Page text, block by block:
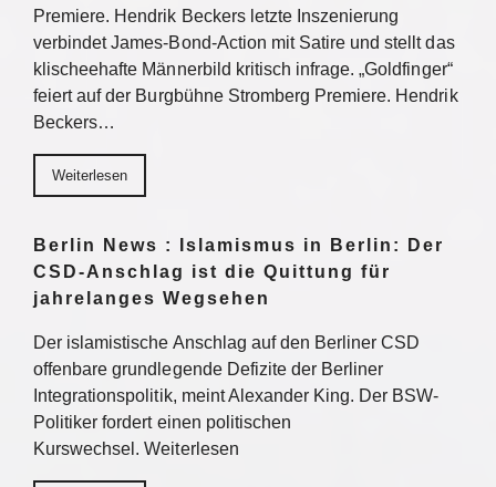
Premiere. Hendrik Beckers letzte Inszenierung
verbindet James-Bond-Action mit Satire und stellt das
klischeehafte Männerbild kritisch infrage. „Goldfinger“
feiert auf der Burgbühne Stromberg Premiere. Hendrik
Beckers…
Weiterlesen
Berlin News : Islamismus in Berlin: Der
CSD-Anschlag ist die Quittung für
jahrelanges Wegsehen
Der islamistische Anschlag auf den Berliner CSD
offenbare grundlegende Defizite der Berliner
Integrationspolitik, meint Alexander King. Der BSW-
Politiker fordert einen politischen
Kurswechsel. Weiterlesen